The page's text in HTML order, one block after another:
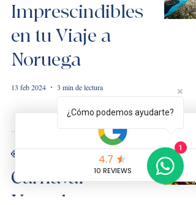
Imprescindibles
en tu Viaje a
Noruega
13 feb 2024 3 min de lectura
👀 La Historia del
Carnaval
¿Cómo podemos ayudarte?
1